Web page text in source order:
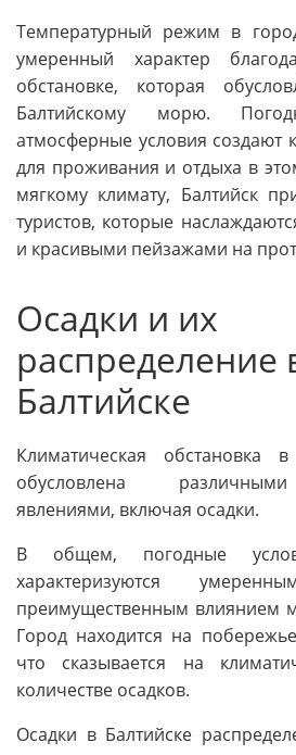
Температурный режим в
умеренный характер
обстановке, которая
Балтийскому морю.
атмосферные условия создают
для проживания и отдыха в
мягкому климату, Балтийск
туристов, которые
и красивыми пейзажами на
Осадки и их
распределение
Балтийске
Климатическая обстановка
обусловлена
явлениями, включая осадки.
В общем, погодные
характеризуются
преимущественным влиянием
Город находится на
что сказывается на
количестве осадков.
Осадки в Балтийске